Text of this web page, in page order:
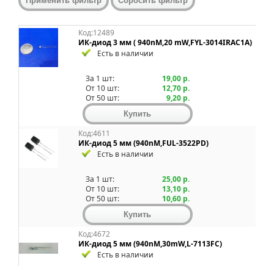
Код:12489
ИК-диод 3 мм ( 940nM,20 mW,FYL-3014IRAC1A)
Есть в наличии
За 1 шт:
19,00 р.
От 10 шт:
12,70 р.
От 50 шт:
9,20 р.
Код:4611
ИК-диод 5 мм (940nM,FUL-3522PD)
Есть в наличии
За 1 шт:
25,00 р.
От 10 шт:
13,10 р.
От 50 шт:
10,60 р.
Код:4672
ИК-диод 5 мм (940nM,30mW,L-7113FC)
Есть в наличии